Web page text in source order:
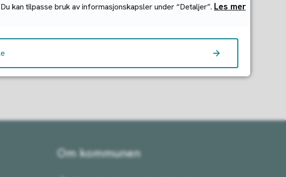
Om kommunen
kan tilpasse bruk av informasjonskapsler under “Detaljer”. Les mer